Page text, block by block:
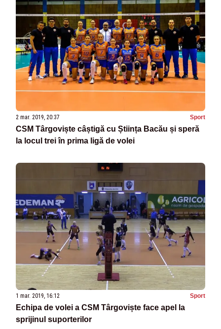
2 mar. 2019, 20:37 Sport
CSM Târgoviște câștigă cu Știința Bacău și speră
la locul trei în prima ligă de volei
1 mar. 2019, 16:12 Sport
Echipa de volei a CSM Târgoviște face apel la
sprijinul suporterilor